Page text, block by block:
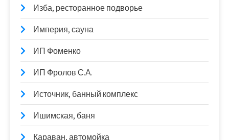
Изба, ресторанное подворье
Империя, сауна
ИП Фоменко
ИП Фролов С.А.
Источник, банный комплекс
Ишимская, баня
Караван, автомойка